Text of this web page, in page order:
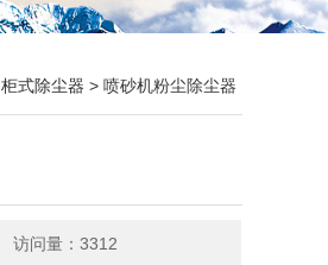
柜式除尘器 > 喷砂机粉尘除尘器
访问量：3312